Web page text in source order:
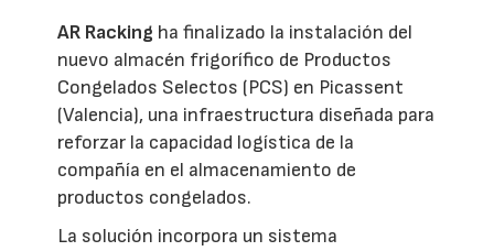
AR Racking ha finalizado la instalación del
nuevo almacén frigorífico de Productos
Congelados Selectos (PCS) en Picassent
(Valencia), una infraestructura diseñada para
reforzar la capacidad logística de la
compañía en el almacenamiento de
productos congelados.
La solución incorpora un sistema